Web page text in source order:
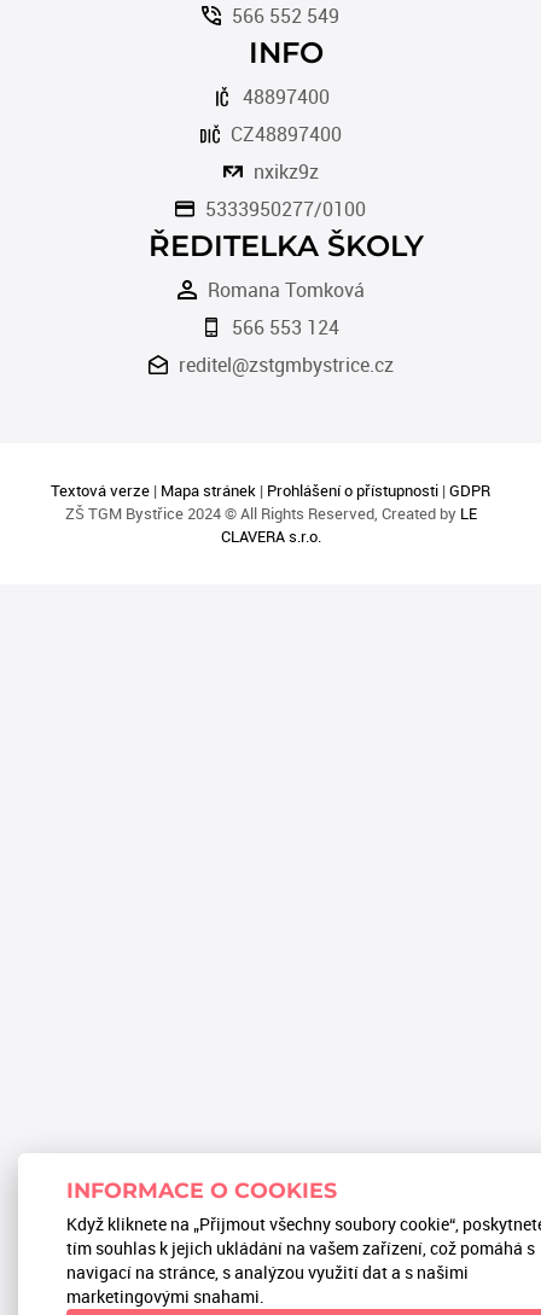
566 552 549
INFO
48897400
CZ48897400
nxikz9z
5333950277/0100
ŘEDITELKA ŠKOLY
Romana Tomková
566 553 124
reditel@zstgmbystrice.cz
Textová verze | Mapa stránek | Prohlášení o přístupnosti |GDPR
ZŠ TGM Bystřice 2024 © All Rights Reserved, Created by LE
CLAVERA s.r.o.
INFORMACE O COOKIES
Když kliknete na „Přijmout všechny soubory cookie“,
tím souhlas k jejich ukládání na vašem zařízení, což pomáhá s
navigací na stránce, s analýzou využití dat a s našimi
marketingovými snahami.